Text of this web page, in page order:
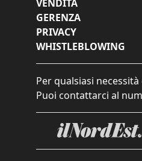
VENDITA
GERENZA
PRIVACY
WHISTLEBLOWING
Per qualsiasi
Puoi contattarci al